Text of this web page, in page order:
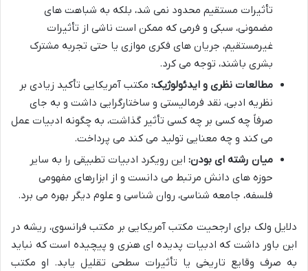
تأثیرات مستقیم محدود نمی شد، بلکه به شباهت های
مضمونی، سبکی و فرمی که ممکن است ناشی از تأثیرات
غیرمستقیم، جریان های فکری موازی یا حتی تجربه مشترک
بشری باشند، توجه می کرد.
مطالعات نظری و ایدئولوژیک: مکتب آمریکایی تأکید زیادی بر
نظریه ادبی، نقد فرمالیستی و ساختارگرایی داشت و به جای
صرفاً چه کسی بر چه کسی تأثیر گذاشت، به چگونه ادبیات عمل
می کند و چه معنایی تولید می کند می پرداخت.
میان رشته ای بودن: این رویکرد ادبیات تطبیقی را به سایر
حوزه های دانش مرتبط می دانست و از ابزارهای مفهومی
فلسفه، جامعه شناسی، روان شناسی و علوم دیگر بهره می برد.
دلایل ولک برای ارجحیت مکتب آمریکایی بر مکتب فرانسوی، ریشه در
این باور داشت که ادبیات پدیده ای هنری و پیچیده است که نباید
به صرف وقایع تاریخی یا تأثیرات سطحی تقلیل یابد. او مکتب